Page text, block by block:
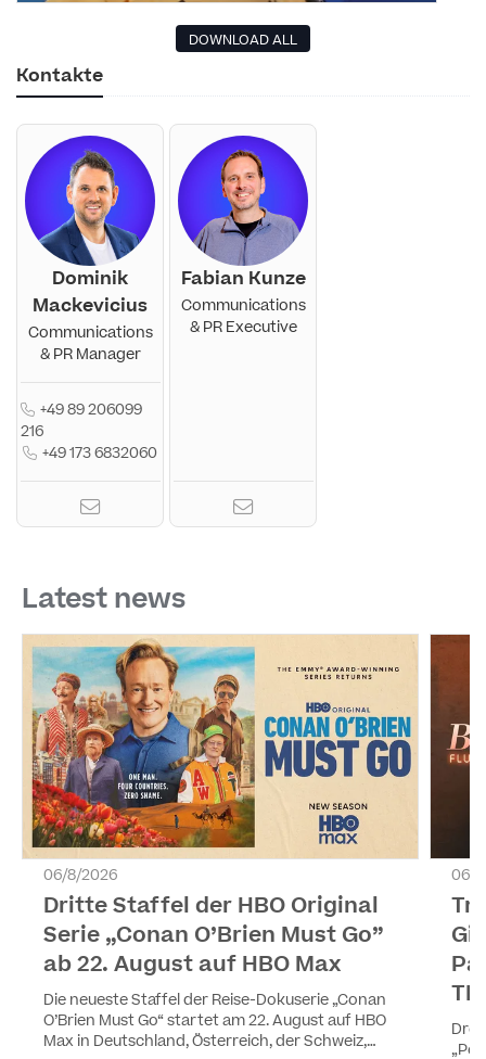
DOWNLOAD ALL
Kontakte
Dominik
Mackevicius
Communications
& PR Manager
+49 89 206099
216
+49 173 6832060
Fabian Kunze
Communications
& PR Executive
Latest news
06/8/2026
Dritte Staffel der HBO Original
Serie „Conan O’Brien Must Go”
ab 22. August auf HBO Max
Die neueste Staffel der Reise-Dokuserie „Conan
O’Brien Must Go“ startet am 22. August auf HBO
Max in Deutschland, Österreich, der Schweiz,
06/